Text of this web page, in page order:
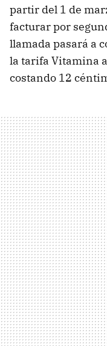
partir del 1 de
facturar por
llamada pasará a
la tarifa Vitamina
costando 12